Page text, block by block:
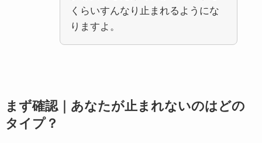
くらいすんなり止まれるようにな
りますよ。
まず確認｜あなたが止まれないのはどの
タイプ？